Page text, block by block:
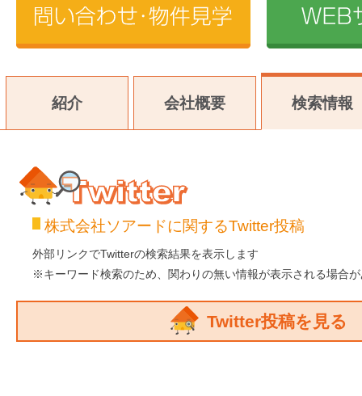
紹介 会社概要 検索情報
Twitter
株式会社ソアードに関するTwitter投稿
外部リンクでTwitterの検索結果を表示します
※キーワード検索のため、関わりの無い情報が表示される場合
Twitter投稿を見る